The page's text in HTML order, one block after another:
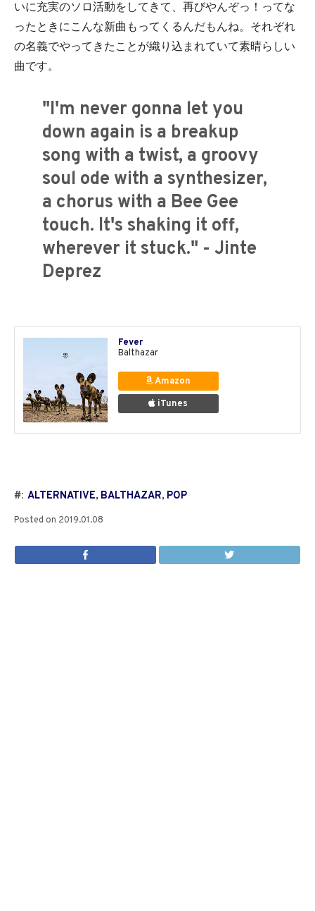
いに充実のソロ活動をしてきて、再びやんぞっ！ってな
ったときにこんな新曲もってくるんだもんね。それぞれ
の名義でやってきたことが織り込まれていて素晴らしい
曲です。
"I'm never gonna let you
down again is a breakup
song with a twist, a groovy
soul ode with a synthesizer,
a chorus with a Bee Gee
touch. It's shaking it off,
wherever it stuck." - Jinte
Deprez
Fever
Balthazar
Amazon
iTunes
#: ALTERNATIVE, BALTHAZAR, POP
Posted on 2019.01.08